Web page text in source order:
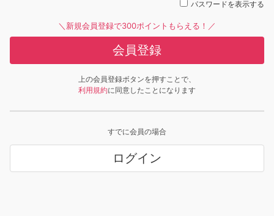
パスワードを表示する
＼新規会員登録で300ポイントもらえる！／
会員登録
上の会員登録ボタンを押すことで、
利用規約に同意したことになります
すでに会員の場合
ログイン